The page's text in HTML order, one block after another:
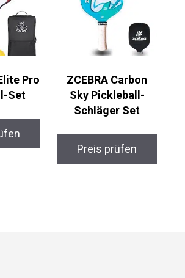
Elite
Set
ZCEBRA Carbon
Sky Pickleball-
Schläger Set
Preis prüfen